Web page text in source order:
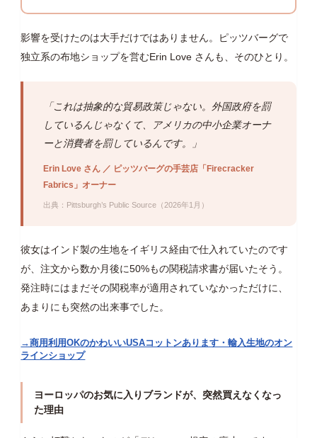
影響を受けたのは大手だけではありません。ピッツバーグで
独立系の布地ショップを営むErin Love さんも、そのひとり。
「これは抽象的な貿易政策じゃない。外国政府を罰
しているんじゃなくて、アメリカの中小企業オーナ
ーと消費者を罰しているんです。」
Erin Love さん ／ ピッツバーグの手芸店「Firecracker
Fabrics」オーナー
出典：Pittsburgh’s Public Source（2026年1月）
彼女はインド製の生地をイギリス経由で仕入れていたのです
が、注文から数か月後に50%もの関税請求書が届いたそう。
発注時にはまだその関税率が適用されていなかっただけに、
あまりにも突然の出来事でした。
→商用利用OKのかわいいUSAコットンあります・輸入生地のオン
ラインショップ
ヨーロッパのお気に入りブランドが、突然買えなくなっ
た理由